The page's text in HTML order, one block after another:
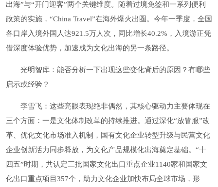
出海”与“开门迎客”两个关键维度。随着过境免签和一系列便利
政策的实施，“China Travel”在海外爆火出圈。今年一季度，全国
各口岸入境外国人达921.5万人次，同比增长40.2%，入境游正凭
借深度体验优势，加速成为文化出海的另一条路径。
光明智库：能否分析一下出现这些变化背后的原因？有哪些
启示或经验？
李雪飞：这些亮眼表现绝非偶然，其核心驱动力主要体现在
三个方面：一是文化体制改革的持续推进。通过深化“放管服”改
革、优化文化市场准入机制，国有文化企业转型升级与民营文化
企业创新活力同步释放，为文化产品规模化出海奠定基础。“十
四五”时期，共认定三批国家文化出口重点企业1140家和国家文
化出口重点项目357个，助力文化企业加快布局全球市场，形